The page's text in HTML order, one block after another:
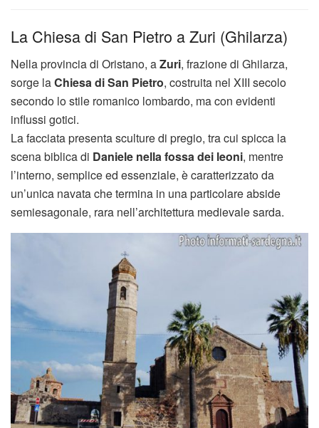
La Chiesa di San Pietro a Zuri (Ghilarza)
Nella provincia di Oristano, aZuri, frazione di Ghilarza,
sorge laChiesa di San Pietro, costruita nel XIII secolo
secondo lo stile romanico lombardo, ma con evidenti
influssi gotici.
La facciata presenta sculture di pregio, tra cui spicca la
scena biblica di Daniele nella fossa dei leoni, mentre
l’interno, semplice ed essenziale, è caratterizzato da
un’unica navata che termina in una particolare abside
semiesagonale, rara nell’architettura medievale sarda.